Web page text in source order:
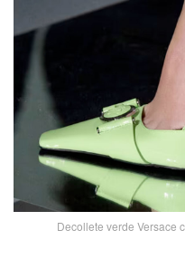
Decollete verde Versace